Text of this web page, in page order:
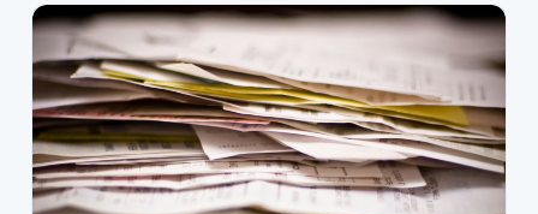
trata apenas de organizar bens pessoais, mas de
uma…
para
empreendedores
e
startups:
protegendo
o
futuro
do